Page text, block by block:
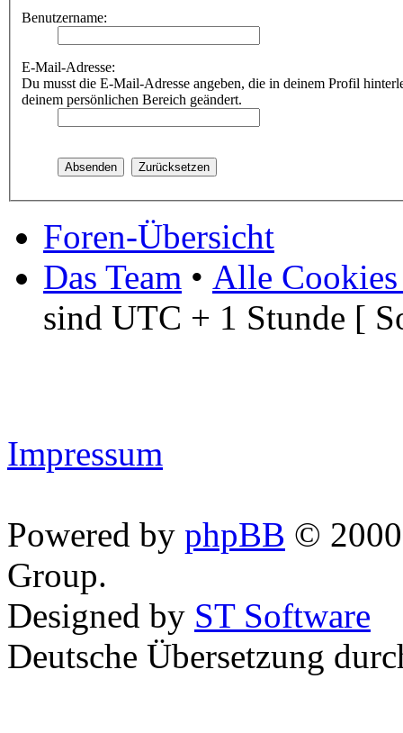
Benutzername:
E-Mail-Adresse:
Du musst die E-Mail-Adresse angeben, die in deinem Profil
deinem persönlichen Bereich geändert.
Foren-Übersicht
Das Team • Alle Cookies
sind UTC + 1 Stunde [
Impressum
Powered by phpBB ©
Group.
Designed by ST Software
Deutsche Übersetzung